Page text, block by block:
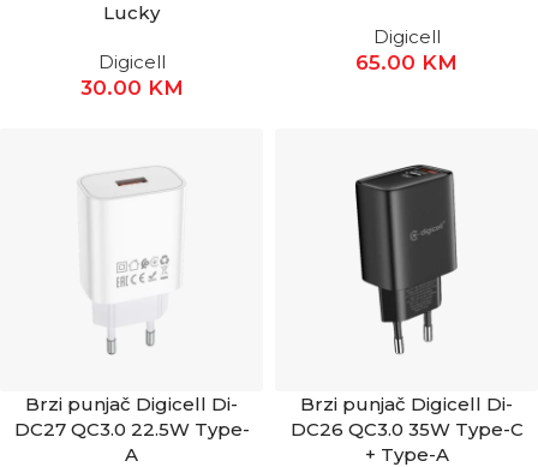
Lucky
Digicell
30.00 KM
Digicell
65.00 KM
Brzi punjač Digicell Di-
DC27 QC3.0 22.5W Type-
A
Brzi punjač Digicell Di-
DC26 QC3.0 35W Type-C
+ Type-A